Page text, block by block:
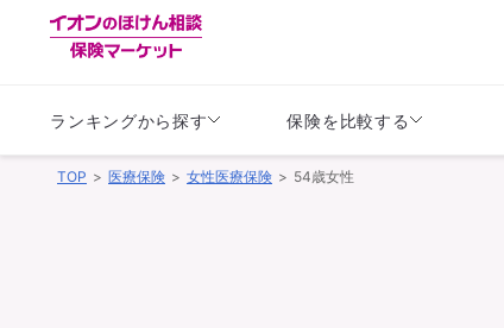
ランキングから探す 保険を比較する
TOP 医療保険 女性医療保険 54歳女性